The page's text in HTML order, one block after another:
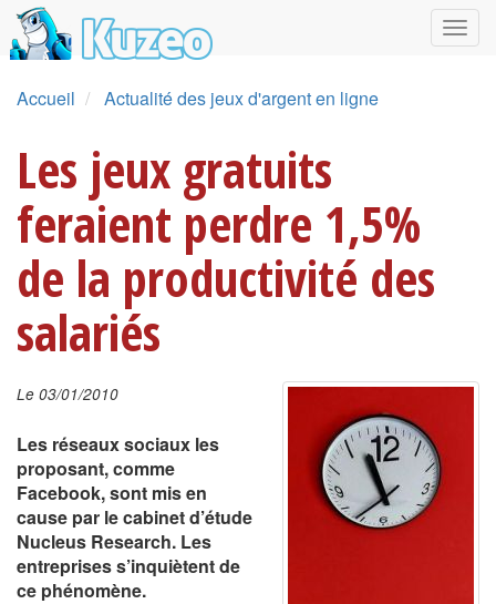
Accueil Actualité des jeux d'argent en ligne
Les jeux gratuits
feraient perdre 1,5%
de la productivité des
salariés
Le 03/01/2010
Les réseaux sociaux les
proposant, comme
Facebook, sont mis en
cause par le cabinet d’étude
Nucleus Research. Les
entreprises s’inquiètent de
ce phénomène.